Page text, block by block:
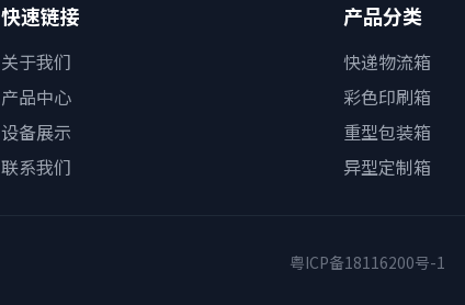
快速链接
关于我们
产品中心
设备展示
联系我们
产品分类
快递物流箱
彩色印刷箱
重型包装箱
异型定制箱
粤ICP备18116200号-1